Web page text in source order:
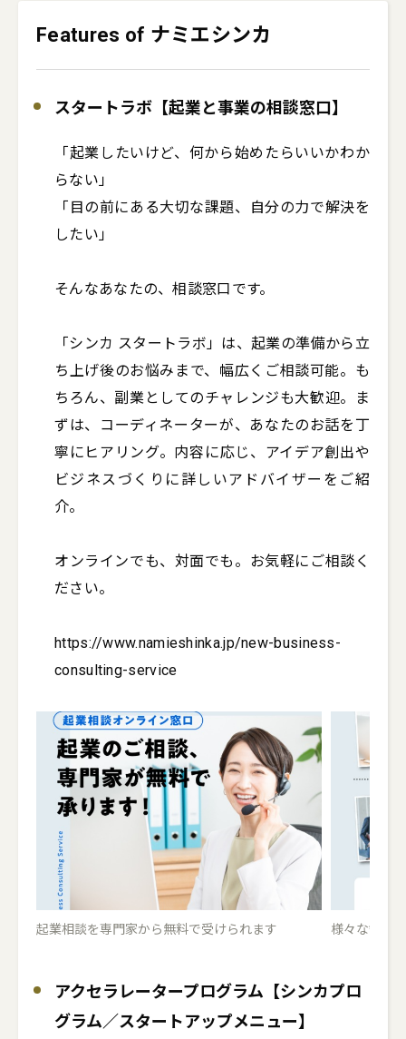
Features of ナミエシンカ
スタートラボ【起業と事業の相談窓口】
「起業したいけど、何から始めたらいいかわか
らない」
「目の前にある大切な課題、自分の力で解決を
したい」
そんなあなたの、相談窓口です。
「シンカ スタートラボ」は、起業の準備から立
ち上げ後のお悩みまで、幅広くご相談可能。も
ちろん、副業としてのチャレンジも大歓迎。ま
ずは、コーディネーターが、あなたのお話を丁
寧にヒアリング。内容に応じ、アイデア創出や
ビジネスづくりに詳しいアドバイザーをご紹
介。
オンラインでも、対面でも。お気軽にご相談く
ださい。
https://www.namieshinka.jp/new-business-
consulting-service
起業相談を専門家から無料で受けられます 様々な領域
アクセラレータープログラム【シンカプロ
グラム／スタートアップメニュー】